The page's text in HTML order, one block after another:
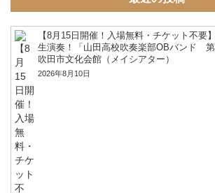
【8月15日開催！入場無料・チケット不要
生演奏！「山田高校吹奏楽部OBバンド
吹田市文化会館（メイシアター）
2026年8月10日